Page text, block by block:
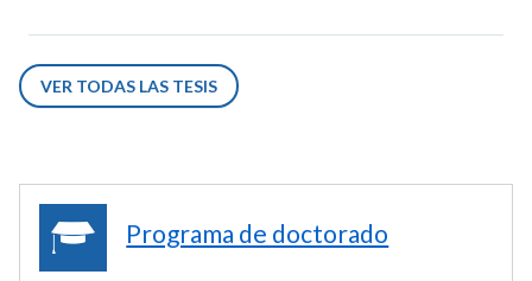
VER TODAS LAS TESIS
Programa de doctorado